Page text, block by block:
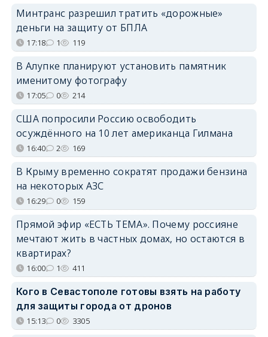
Минтранс разрешил тратить «дорожные»
деньги на защиту от БПЛА
17:18 1 119
В Алупке планируют установить памятник
именитому фотографу
17:05 0 214
США попросили Россию освободить
осуждённого на 10 лет американца Гилмана
16:40 2 169
В Крыму временно сократят продажи бензина
на некоторых АЗС
16:29 0 159
Прямой эфир «ЕСТЬ ТЕМА». Почему россияне
мечтают жить в частных домах, но остаются в
квартирах?
16:00 1 411
Кого в Севастополе готовы взять на работу
для защиты города от дронов
15:13 0 3305